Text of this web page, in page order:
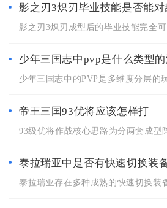
少年三国志中pvp是什么类型
帝王三国93优将应该怎样打
泰拉瑞亚中是否有快速切换装